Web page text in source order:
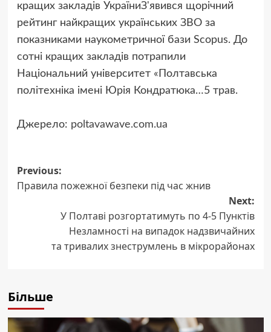
кращих закладів УкраїниЗ'явився щорічний
рейтинг найкращих українських ЗВО за
показниками наукометричної бази Scopus. До
сотні кращих закладів потрапили
Національний університет «Полтавська
політехніка імені Юрія Кондратюка…5 трав.
Джерело: poltavawave.com.ua
Post
navigation
Previous:
Правила пожежної безпеки під час жнив
Next:
У Полтаві розгортатимуть по 4-5 Пунктів
Незламності на випадок надзвичайних
та тривалих знеструмлень в мікрорайонах
Більше